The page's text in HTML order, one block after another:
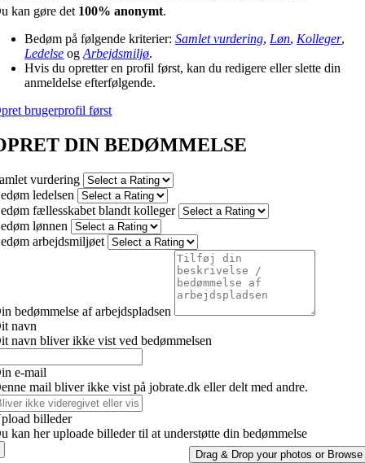
kan gøre det 100% anonymt.
Bedøm på følgende kriterier:Samlet vurdering, Løn, Kolleger,
Ledelse ogArbejdsmiljø.
Hvis du opretter en profil først, kan du redigere eller slette din
anmeldelse efterfølgende.
brugerprofil først
DIN BEDØMMELSE
vurdering
ledelsen
fællesskabet blandt kolleger
lønnen
arbejdsmiljøet
bedømmelse af arbejdspladsen
navn
navn bliver ikke vist ved bedømmelsen
e-mail
mail bliver ikke vist på jobrate.dk eller delt med andre.
billeder
kan her uploade billeder til at understøtte din bedømmelse
Drag & Drop your photos or Browse